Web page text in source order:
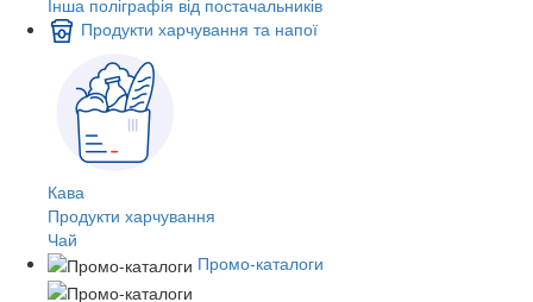
Продукти харчування та напої
Кава
Продукти харчування
Чай
Промо-каталоги